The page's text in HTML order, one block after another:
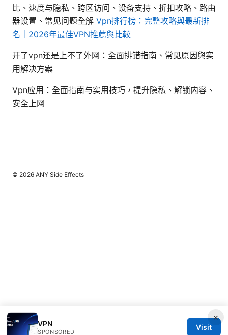
比、速度与隐私、跨区访问、设备支持、折扣攻略、路由
器设置、常见问题全解 Vpn排行榜：完整攻略與最新排
名｜2026年最佳VPN推薦與比較
开了vpn还是上不了外网：全面排错指南、常见原因與实
用解决方案
Vpn应用：全面指南与实用技巧，提升隐私、解锁内容、
安全上网
×
VPN
SPONSORED
Visit
© 2026 ANY Side Effects